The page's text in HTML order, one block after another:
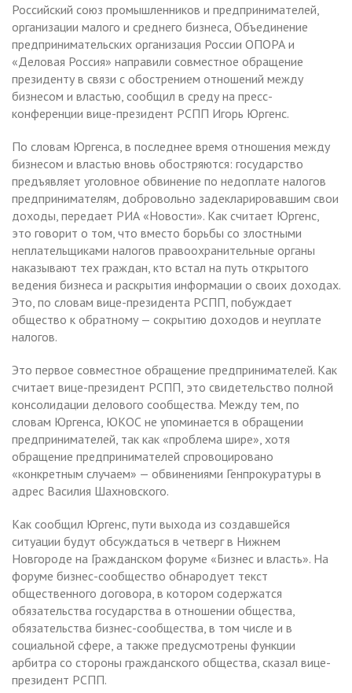
Российский союз промышленников и предпринимателей,
организации малого и среднего бизнеса, Объединение
предпринимательских организация России ОПОРА и
«Деловая Россия» направили совместное обращение
президенту в связи с обострением отношений между
бизнесом и властью, сообщил в среду на пресс-
конференции вице-президент РСПП Игорь Юргенс.
По словам Юргенса, в последнее время отношения между
бизнесом и властью вновь обостряются: государство
предъявляет уголовное обвинение по недоплате налогов
предпринимателям, добровольно задекларировавшим свои
доходы, передает РИА «Новости». Как считает Юргенс,
это говорит о том, что вместо борьбы со злостными
неплательщиками налогов правоохранительные органы
наказывают тех граждан, кто встал на путь открытого
ведения бизнеса и раскрытия информации о своих доходах.
Это, по словам вице-президента РСПП, побуждает
общество к обратному — сокрытию доходов и неуплате
налогов.
Это первое совместное обращение предпринимателей. Как
считает вице-президент РСПП, это свидетельство полной
консолидации делового сообщества. Между тем, по
словам Юргенса, ЮКОС не упоминается в обращении
предпринимателей, так как «проблема шире», хотя
обращение предпринимателей спровоцировано
«конкретным случаем» — обвинениями Генпрокуратуры в
адрес Василия Шахновского.
Как сообщил Юргенс, пути выхода из создавшейся
ситуации будут обсуждаться в четверг в Нижнем
Новгороде на Гражданском форуме «Бизнес и власть». На
форуме бизнес-сообщество обнародует текст
общественного договора, в котором содержатся
обязательства государства в отношении общества,
обязательства бизнес-сообщества, в том числе и в
социальной сфере, а также предусмотрены функции
арбитра со стороны гражданского общества, сказал вице-
президент РСПП.